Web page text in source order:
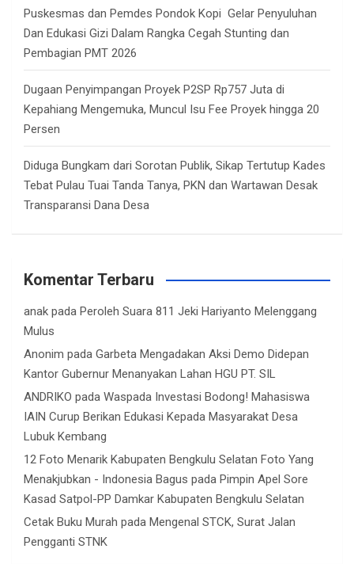
Puskesmas dan Pemdes Pondok Kopi Gelar Penyuluhan
Dan Edukasi Gizi Dalam Rangka Cegah Stunting dan
Pembagian PMT 2026
Dugaan Penyimpangan Proyek P2SP Rp757 Juta di
Kepahiang Mengemuka, Muncul Isu Fee Proyek hingga 20
Persen
Diduga Bungkam dari Sorotan Publik, Sikap Tertutup Kades
Tebat Pulau Tuai Tanda Tanya, PKN dan Wartawan Desak
Transparansi Dana Desa
Komentar Terbaru
anak pada Peroleh Suara 811 Jeki Hariyanto Melenggang
Mulus
Anonim pada Garbeta Mengadakan Aksi Demo Didepan
Kantor Gubernur Menanyakan Lahan HGU PT. SIL
ANDRIKO pada Waspada Investasi Bodong! Mahasiswa
IAIN Curup Berikan Edukasi Kepada Masyarakat Desa
Lubuk Kembang
12 Foto Menarik Kabupaten Bengkulu Selatan Foto Yang
Menakjubkan - Indonesia Bagus pada Pimpin Apel Sore
Kasad Satpol-PP Damkar Kabupaten Bengkulu Selatan
Cetak Buku Murah pada Mengenal STCK, Surat Jalan
Pengganti STNK